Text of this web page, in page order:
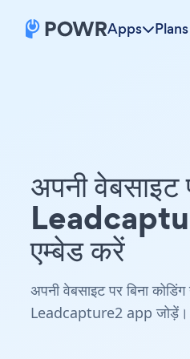
Apps
अपनी
एम्बेड करें
अपनी वेबसाइट पर बिना
Leadcapture2 app जोड़ें।